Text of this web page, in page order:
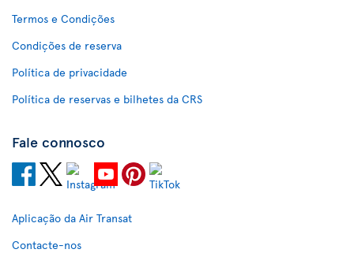
Termos e Condições
Condições de reserva
Política de privacidade
Política de reservas e bilhetes da CRS
Fale connosco
Aplicação da Air Transat
Contacte-nos